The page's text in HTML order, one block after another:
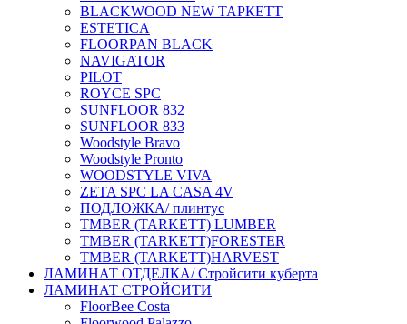
BLACKWOOD NEW ТАРКЕТТ
ESTETICA
FLOORPAN BLACK
NAVIGATOR
PILOT
ROYCE SPC
SUNFLOOR 832
SUNFLOOR 833
Woodstyle Bravo
Woodstyle Pronto
WOODSTYLE VIVA
ZETA SPC LA CASA 4V
ПОДЛОЖКА/ плинтус
ТMBER (TARKETT) LUMBER
ТMBER (TARKETT)FORESTER
ТMBER (TARKETT)HARVEST
ЛАМИНАТ ОТДЕЛКА/ Стройсити куберта
ЛАМИНАТ СТРОЙСИТИ
FloorBee Costa